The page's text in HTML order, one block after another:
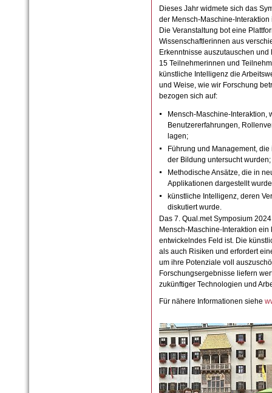
Dieses Jahr widmete sich das
der Mensch-Maschine-
Die Veranstaltung bot eine
Wissenschaftlerinnen aus
Erkenntnisse auszutauschen
15 Teilnehmerinnen und
künstliche Intelligenz die
und Weise, wie wir Forschung
bezogen sich auf:
Mensch-Maschine-Interaktion,
Benutzererfahrungen,
lagen;
Führung und Management,
der Bildung untersucht wurden;
Methodische Ansätze, die in
Applikationen dargestellt
künstliche Intelligenz, deren
diskutiert wurde.
Das 7. Qual.met Symposium
Mensch-Maschine-Interaktion
entwickelndes Feld ist. Die
als auch Risiken und erfordert
um ihre Potenziale voll
Forschungsergebnisse liefern
zukünftiger Technologien und
Für nähere Informationen siehe